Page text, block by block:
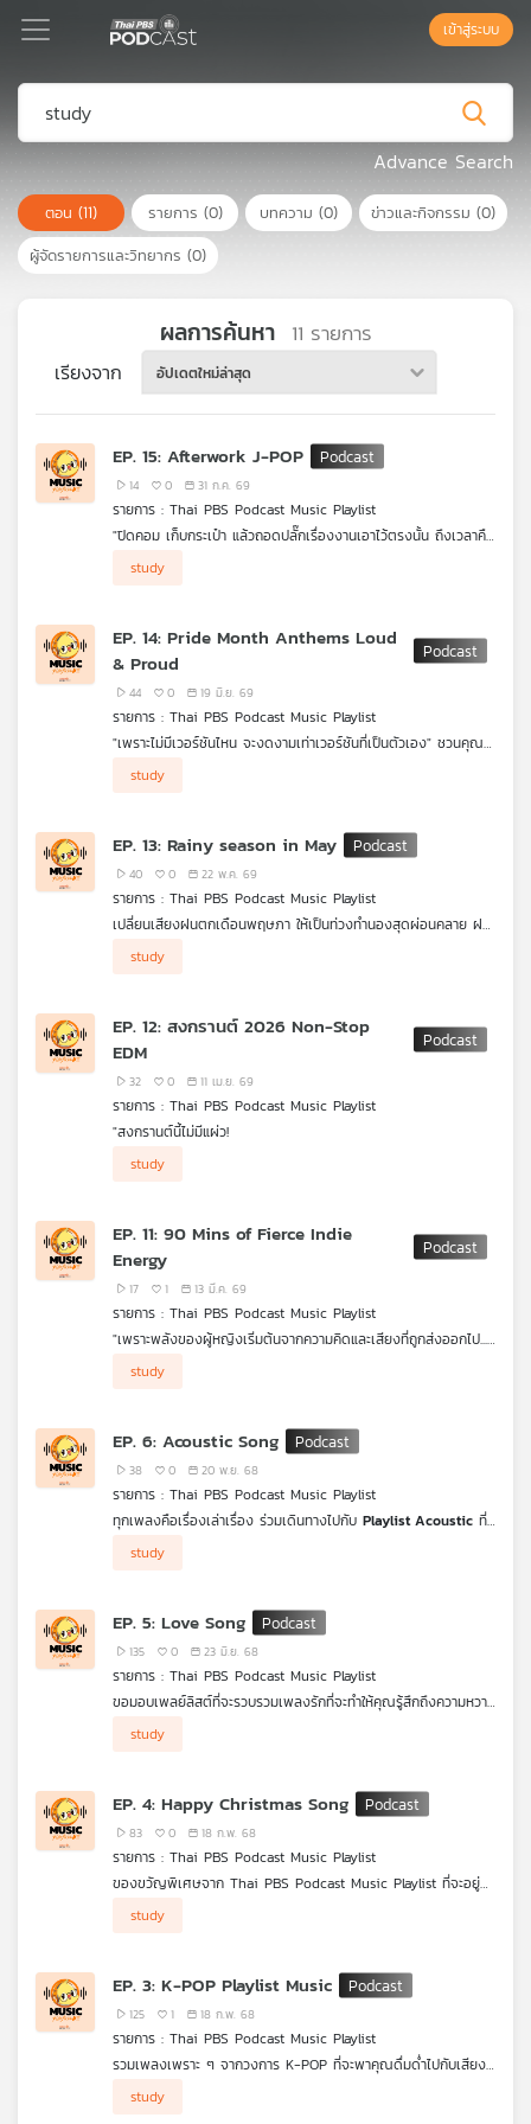
Podcast
เพล
ย์
ลิ
เพล
เพลง
และ
กิจกรรม
เอส
เข้าสู่ระบบ
Advance Search
ตอน (11) รายการ (0) บทความ (0) ข่าวและกิจกรรม (0)
ผู้จัดรายการและวิทยากร (0)
ผลการค้นหา 11 รายการ
เรียงจาก อัปเดตใหม่ล่าสุด
EP. 15: Afterwork J-POP
14 0 31 ก.ค. 69
รายการ : Thai PBS Podcast Music Playlist
"ปิดคอม เก็บกระเป๋า แล้วถอดปลั๊กเรื่องงานเอาไว้ตรงนั้น ถึงเวลาคืน
เพลง J-POP เมโลดี้ฟังสบาย จังหวะนุ่มฟู ที่จะช่วยเปลี่ยนโหมดจาก
study
EP. 14: Pride Month Anthems Loud
& Proud
44 0 19 มิ.ย. 69
รายการ : Thai PBS Podcast Music Playlist
"เพราะไม่มีเวอร์ชันไหน จะงดงามเท่าเวอร์ชันที่เป็นตัวเอง" ชวนคุณ
แห่งความมั่นใจและเพลงฮิตติดหูระดับตัวแม่ รวบรวมพลังความหลาก
พร้อมกันได้ที่ Thai PBS Podcast Music Playlist
study
EP. 13: Rainy season in May
40 0 22 พ.ค. 69
รายการ : Thai PBS Podcast Music Playlist
เปลี่ยนเสียงฝนตกเดือนพฤษภา ให้เป็นท่วงทำนองสุดผ่อนคลาย ฝน
ตัว ให้เป็นความสุนทรีย์ด้วยกันกับ Thai PBS Podcast ปล่อยใจไป
ติด ให้หน้าฝนปีนี้พิเศษกว่าที่เคย
study
EP. 12: สงกรานต์ 2026 Non-Stop
EDM
32 0 11 เม.ย. 69
รายการ : Thai PBS Podcast Music Playlist
"สงกรานต์นี้ไม่มีแผ่ว!
study
EP. 11: 90 Mins of Fierce Indie
Energy
17 1 13 มี.ค. 69
รายการ : Thai PBS Podcast Music Playlist
"เพราะพลังของผู้หญิงเริ่มต้นจากความคิดและเสียงที่ถูกส่งออกไป...
เหล่าตัวแม่ ตัวมัม กับแนวเพลง
study
EP. 6: Acoustic Song
38 0 20 พ.ย. 68
รายการ : Thai PBS Podcast Music Playlist
ทุกเพลงคือเรื่องเล่าเรื่อง ร่วมเดินทางไปกับ Playlist Acoustic ที่
เพลงเศร้าที่เคยปลอบโยนในคืนที่ฝนตก หรือเพลงที่ทำให้คุณหวน
เต็มที่ นี่ไม่ใช่แค่การฟังเพลง แต่คือการเปิดโอกาสให้หัวใจได้ทบทวน
และซึมซับทุกความรู้สึกที่เคยผ่านมา" กับ
Playlist
study
EP. 5: Love Song
135 0 23 มิ.ย. 68
รายการ : Thai PBS Podcast Music Playlist
ขอมอบเพลย์ลิสต์ที่จะรวบรวมเพลงรักที่จะทำให้คุณรู้สึกถึงความหวาน
study
EP. 4: Happy Christmas Song
83 0 18 ก.พ. 68
รายการ : Thai PBS Podcast Music Playlist
ของขวัญพิเศษจาก Thai PBS Podcast Music Playlist ที่จะอยู่
จะทำให้เทศกาลนี้มีเสน่ห์มากกว่าที่เคย
study
EP. 3: K-POP Playlist Music
125 1 18 ก.พ. 68
รายการ : Thai PBS Podcast Music Playlist
รวมเพลงเพราะ ๆ จากวงการ K-POP ที่จะพาคุณดื่มด่ำไปกับเสียง
study